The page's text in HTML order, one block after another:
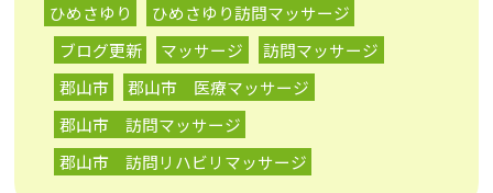
ひめさゆり
ひめさゆり訪問マッサージ
ブログ更新
マッサージ
訪問マッサージ
郡山市
郡山市 医療マッサージ
郡山市 訪問マッサージ
郡山市 訪問リハビリマッサージ